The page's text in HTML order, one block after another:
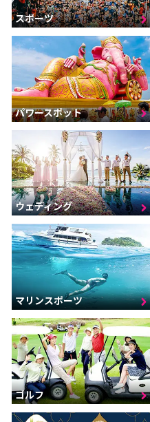
スポーツ
パワースポット
ウェディング
マリンスポーツ
ゴルフ